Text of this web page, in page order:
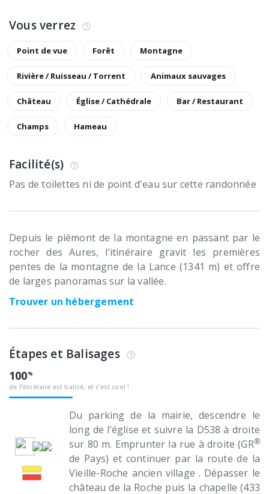
Vous verrez
Point de vue Forêt Montagne
Rivière / Ruisseau / Torrent Animaux sauvages
Château Église / Cathédrale Bar / Restaurant
Champs Hameau
Facilité(s)
Pas de toilettes ni de point d'eau sur cette randonnée
Depuis le piémont de la montagne en passant par le
rocher des Aures, l’itinéraire gravit les premières
pentes de la montagne de la Lance (1341 m) et offre
de larges panoramas sur la vallée.
Trouver un hébergement
Étapes et Balisages
100
de l’itinéraire est balisé, et c’est cool !
Du parking de la mairie, descendre le
long de l’église et suivre la D538 à droite
sur 80 m. Emprunter la rue à droite (GR®
de Pays) et continuer par la route de la
Vieille-Roche ancien village . Dépasser le
château de la Roche puis la chapelle (433